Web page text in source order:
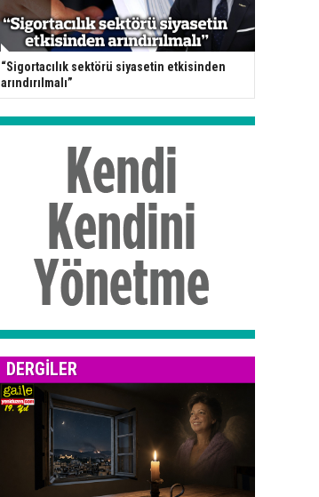
“Sigortacılık sektörü siyasetin etkisinden
arındırılmalı”
DERGILER